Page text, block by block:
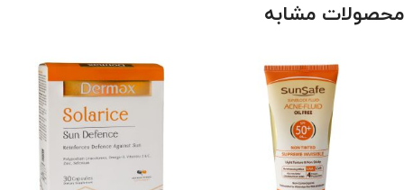
محصولات مشابه